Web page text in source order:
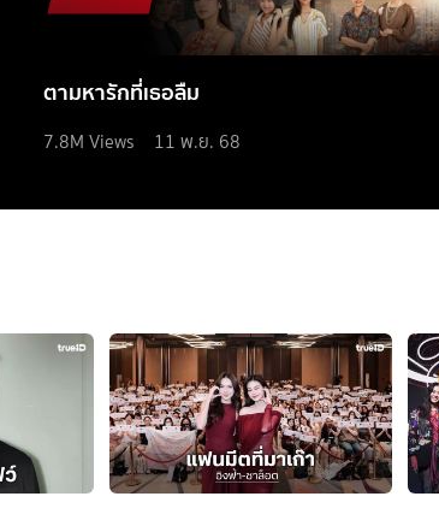
ตามหารักที่เธอลืม
7.8M Views 11 พ.ย. 68